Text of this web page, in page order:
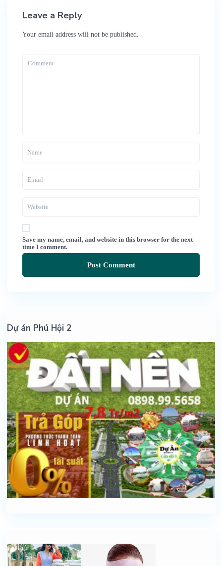
Leave a Reply
Your email address will not be published.
Save my name, email, and website in this browser for the next
time I comment.
Dự án Phú Hội 2